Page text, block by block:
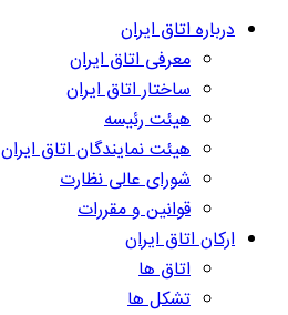
درباره اتاق ایران
معرفی اتاق ایران
ساختار اتاق ایران
هیئت رئیسه
هیئت نمایندگان اتاق ایران
شورای عالی نظارت
قوانین و مقررات
ارکان اتاق ایران
اتاق ها
تشکل ها